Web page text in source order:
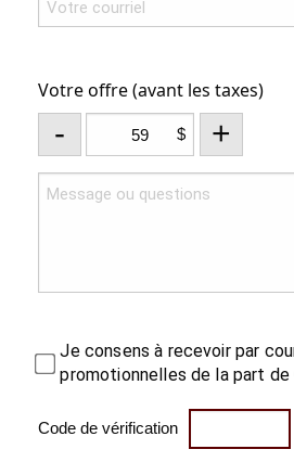
Votre offre (avant les taxes)
- $ +
Je consens à recevoir par
promotionnelles de la part
Code de vérification